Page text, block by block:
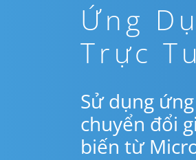
Ứng
Trực
Sử dụng
chuyển đổi
biến từ